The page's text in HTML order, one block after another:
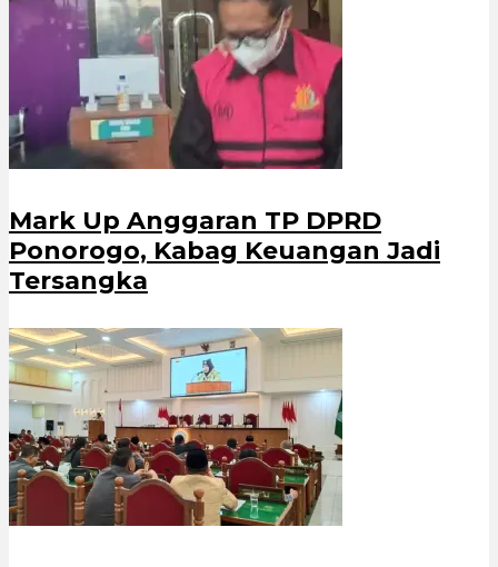
Mark Up Anggaran TP DPRD
Ponorogo, Kabag Keuangan Jadi
Tersangka